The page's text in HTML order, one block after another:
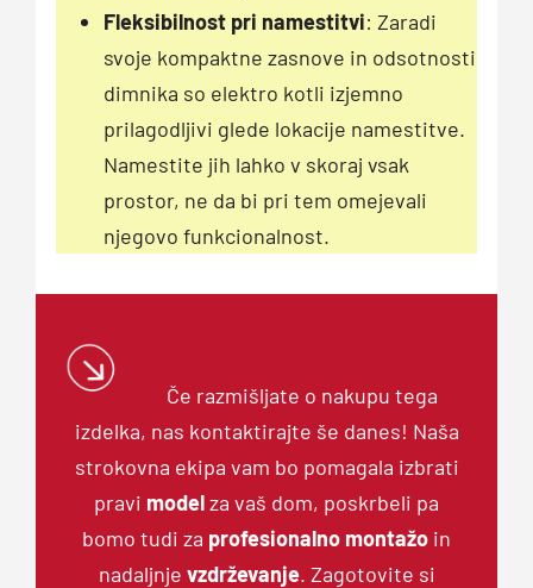
Fleksibilnost pri namestitvi: Zaradi
svoje kompaktne zasnove in odsotnosti
dimnika so elektro kotli izjemno
prilagodljivi glede lokacije namestitve.
Namestite jih lahko v skoraj vsak
prostor, ne da bi pri tem omejevali
njegovo funkcionalnost.
Če razmišljate o nakupu tega
izdelka, nas kontaktirajte še danes! Naša
strokovna ekipa vam bo pomagala izbrati
pravi modelza vaš dom, poskrbeli pa
bomo tudi za profesionalno montažo in
nadaljnje vzdrževanje. Zagotovite si